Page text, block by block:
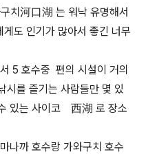
치河口湖 는 워낙 유명해서
도 인기가 많아서 좋긴 너무
5 호수중 편의 시설이 거의
시를 즐기는 사람들만 몇 있
있는 사이코 西湖 로 장소
나까 호수랑 가와구치 호수